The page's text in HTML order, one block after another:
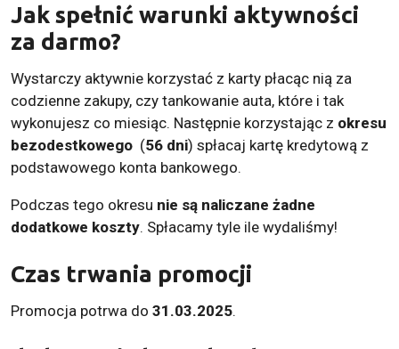
Jak spełnić warunki aktywności
za darmo?
Wystarczy aktywnie korzystać z karty płacąc nią za
codzienne zakupy, czy tankowanie auta, które i tak
wykonujesz co miesiąc. Następnie korzystając z okresu
bezodestkowego (56 dni) spłacaj kartę kredytową z
podstawowego konta bankowego.
Podczas tego okresu nie są naliczane żadne
dodatkowe koszty. Spłacamy tyle ile wydaliśmy!
Czas trwania promocji
Promocja potrwa do 31.03.2025.